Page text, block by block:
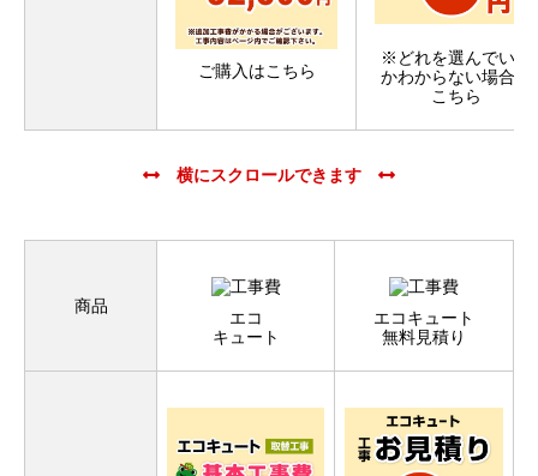
ご購入はこちら
※どれを選んでいい
かわからない場合は
こちら
商品
エコ
キュート
エコキュート
無料見積り